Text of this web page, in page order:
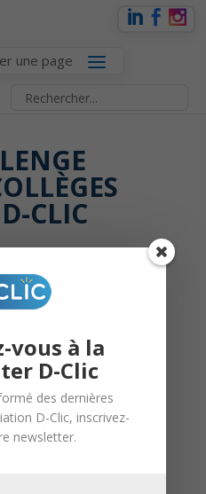
une page
CLIC
|D-Clic
29 mai dès
Marceau pour
vous à la
D-Clic
des dernières
D-Clic, inscrivez-
newsletter.